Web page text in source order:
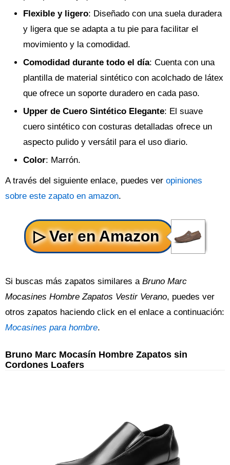
Flexible y ligero: Diseñado con una suela duradera
y ligera que se adapta a tu pie para facilitar el
movimiento y la comodidad.
Comodidad durante todo el día: Cuenta con una
plantilla de material sintético con acolchado de látex
que ofrece un soporte duradero en cada paso.
Upper de Cuero Sintético Elegante: El suave
cuero sintético con costuras detalladas ofrece un
aspecto pulido y versátil para el uso diario.
Color: Marrón.
A través del siguiente enlace, puedes ver opiniones
sobre este zapato en amazon.
Si buscas más zapatos similares a Bruno Marc
Mocasines Hombre Zapatos Vestir Verano, puedes ver
otros zapatos haciendo click en el enlace a continuación:
Mocasines para hombre.
Bruno Marc Mocasín Hombre Zapatos sin
Cordones Loafers